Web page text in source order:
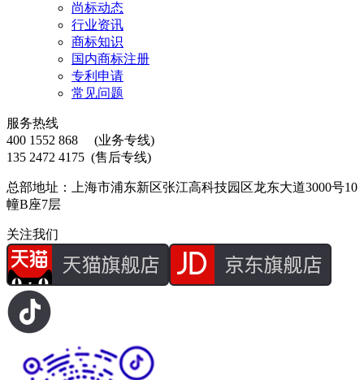
尚标动态
行业资讯
商标知识
国内商标注册
专利申请
常见问题
服务热线
400 1552 868
(业务专线)
135 2472 4175 (售后专线)
总部地址：上海市浦东新区张江高科技园区龙东大道3000号10
幢B座7层
关注我们